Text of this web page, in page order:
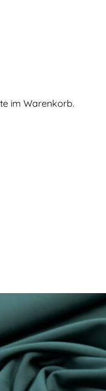
im Warenkorb.